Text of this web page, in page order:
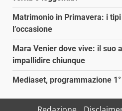
Matrimonio in Primavera: i
l’occasione
Mara Venier dove vive: il suo
impallidire chiunque
Mediaset, programmazione